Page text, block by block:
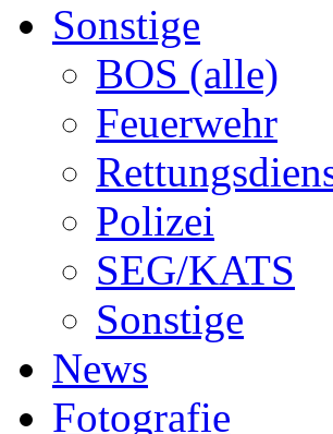
Sonstige
BOS (alle)
Feuerwehr
Polizei
SEG/KATS
Sonstige
News
Fotografie